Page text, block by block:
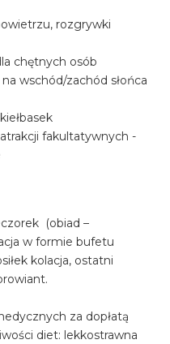
rozgrywki
chętnych osób
wschód/zachód słońca
fakultatywnych -
(obiad –
w formie bufetu
kolacja, ostatni
za dopłatą
diet: lekkostrawna